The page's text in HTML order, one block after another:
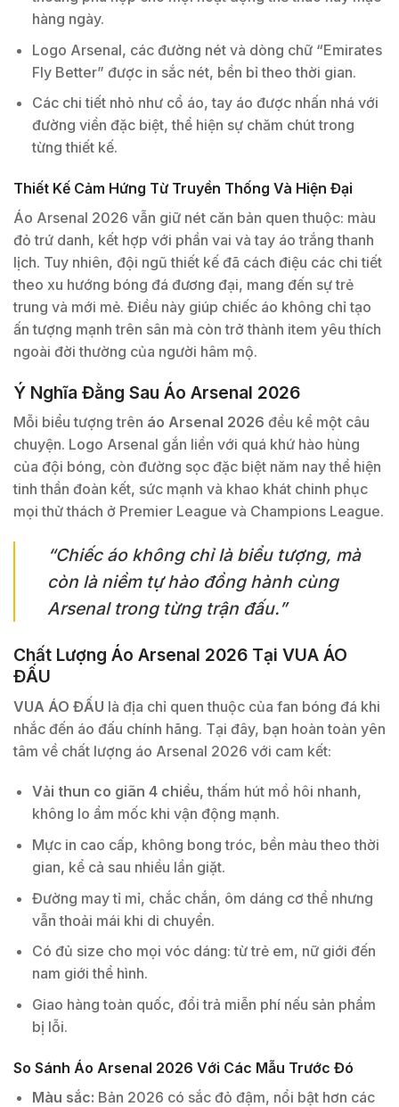
hàng ngày.
Logo Arsenal, các đường nét và dòng chữ “Emirates
Fly Better” được in sắc nét, bền bỉ theo thời gian.
Các chi tiết nhỏ như cổ áo, tay áo được nhấn nhá với
đường viền đặc biệt, thể hiện sự chăm chút trong
từng thiết kế.
Thiết Kế Cảm Hứng Từ Truyền Thống Và Hiện Đại
Áo Arsenal 2026 vẫn giữ nét căn bản quen thuộc: màu
đỏ trứ danh, kết hợp với phần vai và tay áo trắng thanh
lịch. Tuy nhiên, đội ngũ thiết kế đã cách điệu các chi tiết
theo xu hướng bóng đá đương đại, mang đến sự trẻ
trung và mới mẻ. Điều này giúp chiếc áo không chỉ tạo
ấn tượng mạnh trên sân mà còn trở thành item yêu thích
ngoài đời thường của người hâm mộ.
Ý Nghĩa Đằng Sau Áo Arsenal 2026
Mỗi biểu tượng trên áo Arsenal 2026 đều kể một câu
chuyện. Logo Arsenal gắn liền với quá khứ hào hùng
của đội bóng, còn đường sọc đặc biệt năm nay thể hiện
tinh thần đoàn kết, sức mạnh và khao khát chinh phục
mọi thử thách ở Premier League và Champions League.
“Chiếc áo không chỉ là biểu tượng, mà
còn là niềm tự hào đồng hành cùng
Arsenal trong từng trận đấu.”
Chất Lượng Áo Arsenal 2026 Tại VUA ÁO
ĐẤU
VUA ÁO ĐẤU là địa chỉ quen thuộc của fan bóng đá khi
nhắc đến áo đấu chính hãng. Tại đây, bạn hoàn toàn yên
tâm về chất lượng áo Arsenal 2026 với cam kết:
Vải thun co giãn 4 chiều, thấm hút mồ hôi nhanh,
không lo ẩm mốc khi vận động mạnh.
Mực in cao cấp, không bong tróc, bền màu theo thời
gian, kể cả sau nhiều lần giặt.
Đường may tỉ mỉ, chắc chắn, ôm dáng cơ thể nhưng
vẫn thoải mái khi di chuyển.
Có đủ size cho mọi vóc dáng: từ trẻ em, nữ giới đến
nam giới thể hình.
Giao hàng toàn quốc, đổi trả miễn phí nếu sản phẩm
bị lỗi.
So Sánh Áo Arsenal 2026 Với Các Mẫu Trước Đó
Màu sắc: Bản 2026 có sắc đỏ đậm, nổi bật hơn các